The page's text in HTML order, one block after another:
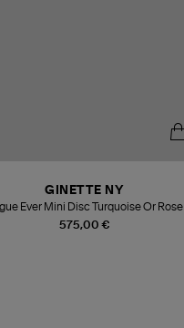
575,00 €
GINETTE NY
Ever Mini Disc Turquoise Or Rose